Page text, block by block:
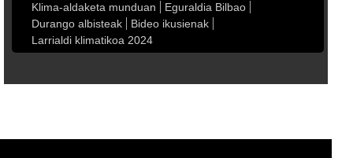
Klima-aldaketa munduan
Eguraldia Bilbao
Durango albisteak
Bideo ikusienak
Larrialdi klimatikoa 2024